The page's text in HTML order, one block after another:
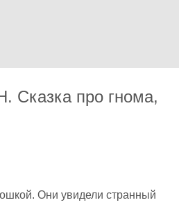
Сказка про гнома,
Они увидели странный